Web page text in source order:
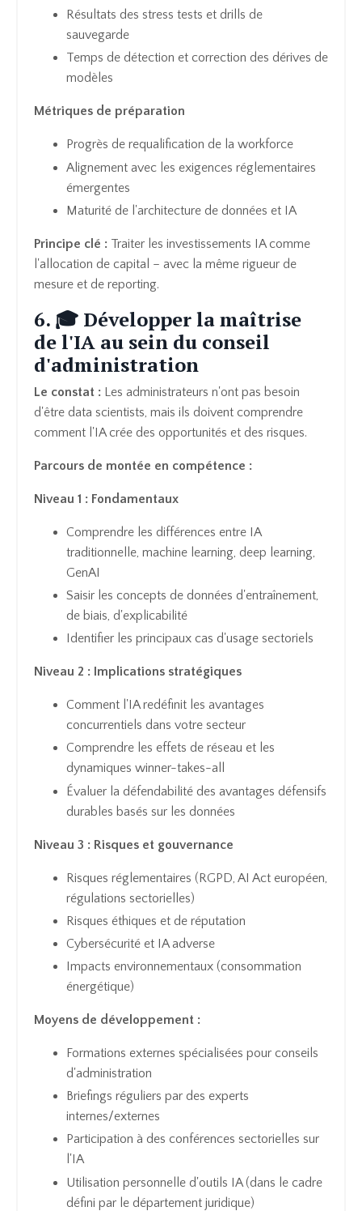
Résultats des stress tests et drills de
sauvegarde
Temps de détection et correction des dérives de
modèles
Métriques de préparation
Progrès de requalification de la workforce
Alignement avec les exigences réglementaires
émergentes
Maturité de l'architecture de données et IA
Principe clé : Traiter les investissements IA comme
l'allocation de capital – avec la même rigueur de
mesure et de reporting.
6. 🎓 Développer la maîtrise
de l'IA au sein du conseil
d'administration
Le constat : Les administrateurs n'ont pas besoin
d'être data scientists, mais ils doivent comprendre
comment l'IA crée des opportunités et des risques.
Parcours de montée en compétence :
Niveau 1 : Fondamentaux
Comprendre les différences entre IA
traditionnelle, machine learning, deep learning,
GenAI
Saisir les concepts de données d'entraînement,
de biais, d'explicabilité
Identifier les principaux cas d'usage sectoriels
Niveau 2 : Implications stratégiques
Comment l'IA redéfinit les avantages
concurrentiels dans votre secteur
Comprendre les effets de réseau et les
dynamiques winner-takes-all
Évaluer la défendabilité des avantages défensifs
durables basés sur les données
Niveau 3 : Risques et gouvernance
Risques réglementaires (RGPD, AI Act européen,
régulations sectorielles)
Risques éthiques et de réputation
Cybersécurité et IA adverse
Impacts environnementaux (consommation
énergétique)
Moyens de développement :
Formations externes spécialisées pour conseils
d'administration
Briefings réguliers par des experts
internes/externes
Participation à des conférences sectorielles sur
l'IA
Utilisation personnelle d'outils IA (dans le cadre
défini par le département juridique)